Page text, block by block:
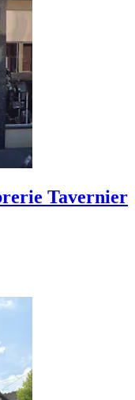
Tavernier